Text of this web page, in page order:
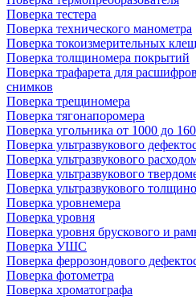
Поверка тестера
Поверка технического манометра
Поверка токоизмерительных
Поверка толщиномера покрытий
Поверка трафарета для
снимков
Поверка трещиномера
Поверка тягонапоромера
Поверка угольника от 1000 до
Поверка ультразвукового
Поверка ультразвукового
Поверка ультразвукового
Поверка ультразвукового
Поверка уровнемера
Поверка уровня
Поверка уровня брускового и
Поверка УШС
Поверка феррозондового
Поверка фотометра
Поверка хроматографа